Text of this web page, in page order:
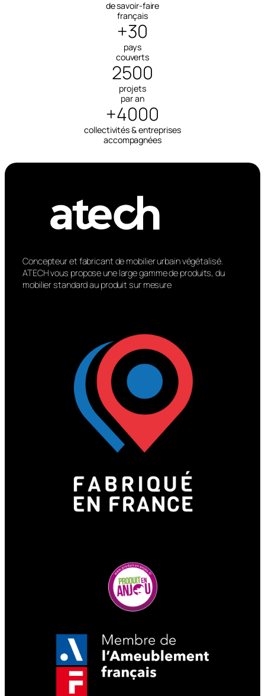
de savoir-faire
français
+30
pays
couverts
2500
projets
par an
+4000
collectivités & entreprises
accompagnées
Concepteur et fabricant de mobilier urbain végétalisé.
ATECH vous propose une large gamme de produits, du
mobilier standard au produit sur mesure